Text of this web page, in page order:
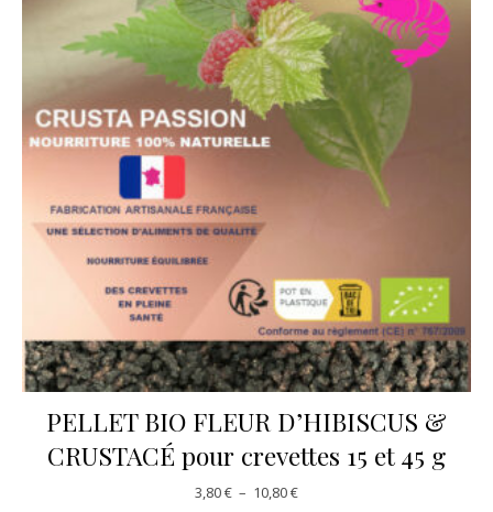
PELLET BIO FLEUR D’HIBISCUS &
CRUSTACÉ pour crevettes 15 et 45 g
3,80€ – 10,80€Plage de prix : 3,80 € à 10,80 €